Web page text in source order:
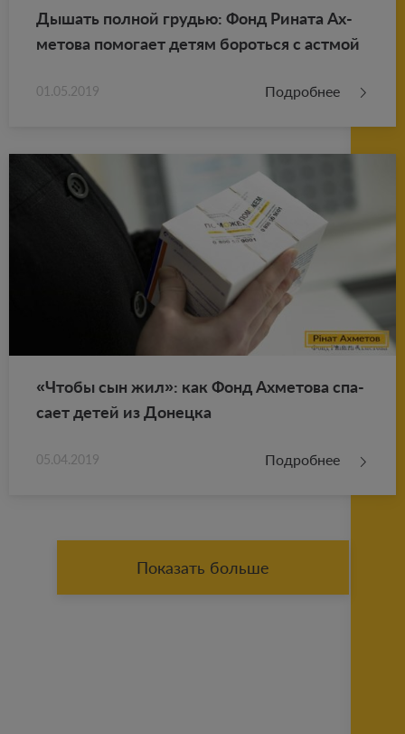
Ды­шать пол­ной гру­дью: Фонд Ри­на­та Ах­
ме­то­ва по­мо­га­ет детям бо­роть­ся с аст­мой
01.05.2019 Подробнее
«Чтобы сын жил»: как Фонд Ах­ме­то­ва спа­
са­ет детей из До­нец­ка
05.04.2019 Подробнее
Показать больше